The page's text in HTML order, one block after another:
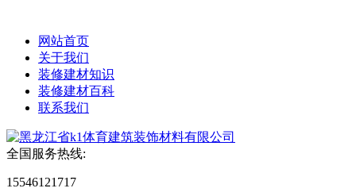
网站首页
关于我们
装修建材知识
装修建材百科
联系我们
全国服务热线:
15546121717